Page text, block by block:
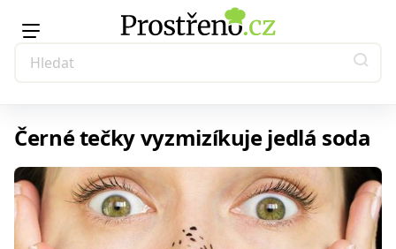
Černé tečky vyzmizíkuje jedlá soda